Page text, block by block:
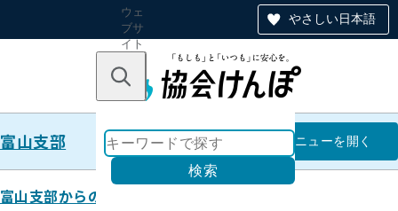
やさしい日本語
ウェ
ブサ
イト
のナ
ン
キーワードで探す
検索
富山支部 富山支部
メニューを開く
富山支部からのお知らせ